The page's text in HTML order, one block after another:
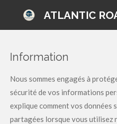
Passer
principal
ATLANTIC
Information
Nous sommes engagés à
sécurité de vos informations
explique comment vos
partagées lorsque vous utilisez